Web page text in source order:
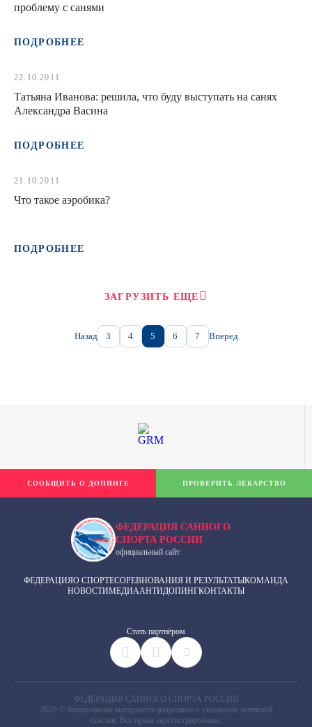
проблему с санями
ПОДРОБНЕЕ
22.10.2011
Татьяна Иванова: решила, что буду выступать на санях
Александра Васина
ПОДРОБНЕЕ
21.10.2011
Что такое аэробика?
ПОДРОБНЕЕ
ЗАГРУЗИТЬ ЕЩЕ
Назад 3 4 5 6 7 Вперед
ФЕДЕРАЦИЯ САННОГО
СПОРТА РОССИИ
официальный сайт
ФЕДЕРАЦИЯО СПОРТЕСОРЕВНОВАНИЯ И РЕЗУЛЬТАТЫКОМАНДА
НОВОСТИМЕДИААНТИДОПИНГКОНТАКТЫ
Cтать партнёром
СООБЩИТЬ О ДОПИНГЕ ПРОВЕРИТЬ ЛЕКАРСТВО
ФЕДЕРАЦИЯ САННОГО СПОРТА РОССИИ
2026 © Копирование материалов разрешено с указанием активной
ссылки. Все права зарегистрированы.